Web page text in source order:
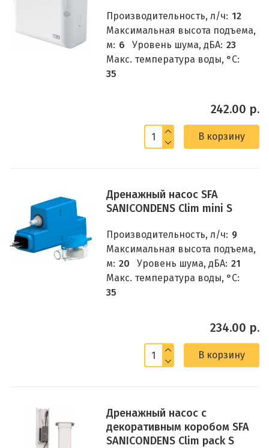
Производительность, л/ч: 12
Максимальная высота подъема,
м: 6 Уровень шума, дБА: 23
Макс. температура воды, °C:
35
242.00 р.
В корзину
Дренажный насос SFA
SANICONDENS Clim mini S
Производительность, л/ч: 9
Максимальная высота подъема,
м: 20 Уровень шума, дБА: 21
Макс. температура воды, °C:
35
234.00 р.
В корзину
Дренажный насос с
декоративным коробом SFA
SANICONDENS Clim pack S